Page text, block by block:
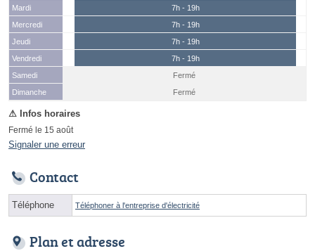
Mardi
7h - 19h
Mercredi
7h - 19h
Jeudi
7h - 19h
Vendredi
7h - 19h
Samedi
(15 août)
Fermé
Dimanche
Fermé
Fermé le 15 août
Signaler une erreur
Contact
Téléphone Téléphoner à l'entreprise d'électricité
Plan et adresse